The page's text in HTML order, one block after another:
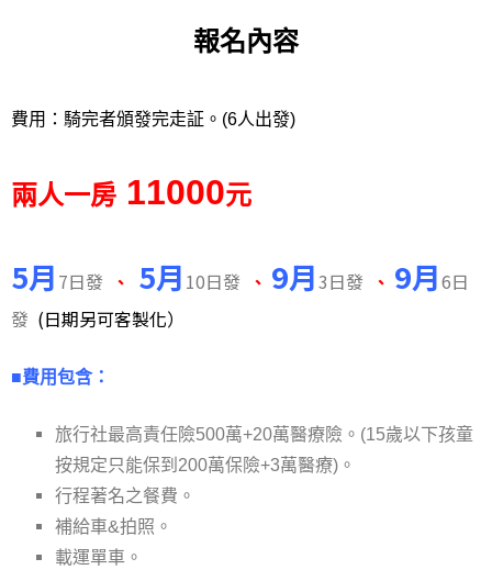
報名內容
費用： 騎完者頒發完走証。(6人出發)
兩人一房 11000元
5月 7日發 、 5月 10日發 、 9月3日發 、 9月6日
發 (日期另可客製化）
■費用包含：
旅行社最高責任險500萬+20萬醫療險。(15歲以下孩童
按規定只能保到200萬保險+3萬醫療)。
行程著名之餐費。
補給車&拍照 。
載運單車 。